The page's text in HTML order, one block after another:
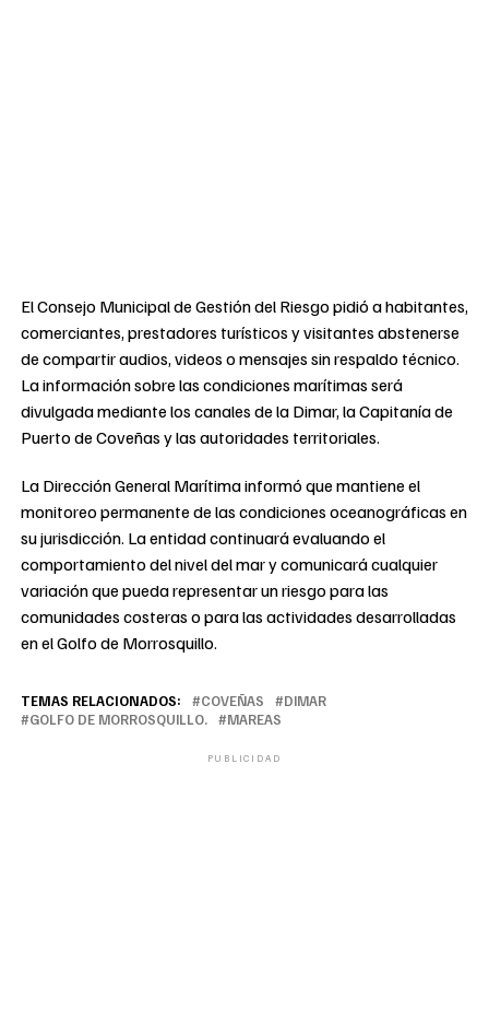
El Consejo Municipal de Gestión del Riesgo pidió a habitantes,
comerciantes, prestadores turísticos y visitantes abstenerse
de compartir audios, videos o mensajes sin respaldo técnico.
La información sobre las condiciones marítimas será
divulgada mediante los canales de la Dimar, la Capitanía de
Puerto de Coveñas y las autoridades territoriales.
La Dirección General Marítima informó que mantiene el
monitoreo permanente de las condiciones oceanográficas en
su jurisdicción. La entidad continuará evaluando el
comportamiento del nivel del mar y comunicará cualquier
variación que pueda representar un riesgo para las
comunidades costeras o para las actividades desarrolladas
en el Golfo de Morrosquillo.
TEMAS RELACIONADOS: COVEÑAS
DIMAR
GOLFO DE MORROSQUILLO.
MAREAS
PUBLICIDAD